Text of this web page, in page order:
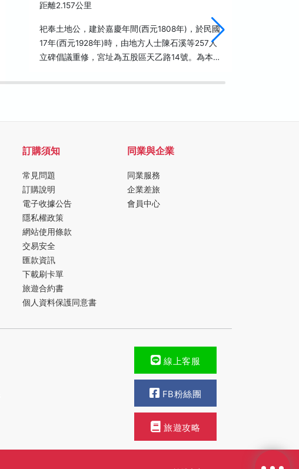
距離2.157公里
祀奉土地公，建於嘉慶年間(西元1808年)，於民國
17年(西元1928年)時，由地方人士陳石溪等257人
立碑倡議重修，宮址為五股區天乙路14號。為本…
訂購須知
常見問題
訂購說明
電子收據公告
隱私權政策
網站使用條款
交易安全
匯款資訊
下載刷卡單
旅遊合約書
個人資料保護同意書
同業與企業
同業服務
企業差旅
會員中心
線上客服
FB粉絲團
旅遊攻略